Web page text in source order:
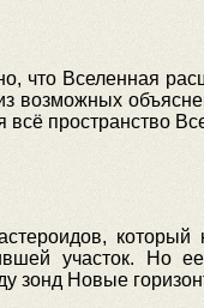
что Вселенная
возможных
пространство
участок. Но
зонд Новые